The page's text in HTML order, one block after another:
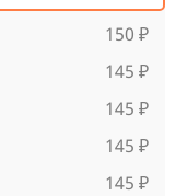
150 ₽
145 ₽
145 ₽
145 ₽
145 ₽